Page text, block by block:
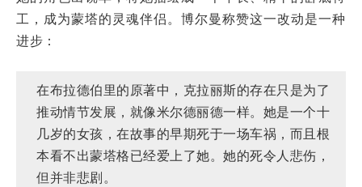
工，成为蒙塔的灵魂伴侣。博尔曼称赞这一改动是一种
进步：
在布拉德伯里的原著中，克拉丽斯的存在只是为了
推动情节发展，就像米尔德丽德一样。她是一个十
几岁的女孩，在故事的早期死于一场车祸，而且根
本看不出蒙塔格已经爱上了她。她的死令人悲伤，
但并非悲剧。